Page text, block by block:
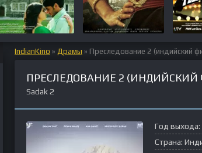
IndianKino » Драмы » Преследование 2 (индийский
ПРЕСЛЕДОВАНИЕ 2 (ИНДИЙСКИЙ
Sadak 2
Год выхода:
Страна: